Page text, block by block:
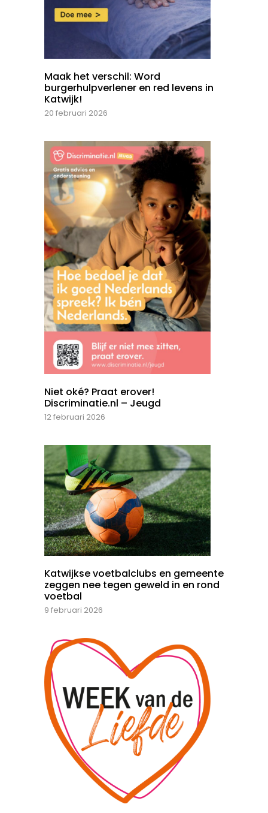
Maak het verschil: Word
burgerhulpverlener en red levens in
Katwijk!
20 februari 2026
Niet oké? Praat erover!
Discriminatie.nl – Jeugd
12 februari 2026
Katwijkse voetbalclubs en gemeente
zeggen nee tegen geweld in en rond
voetbal
9 februari 2026